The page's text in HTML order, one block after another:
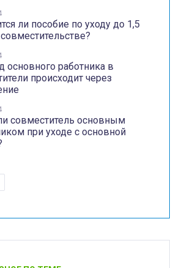
ли пособие по уходу до 1,5
основного работника в
происходит через
совместитель основным
при уходе с основной